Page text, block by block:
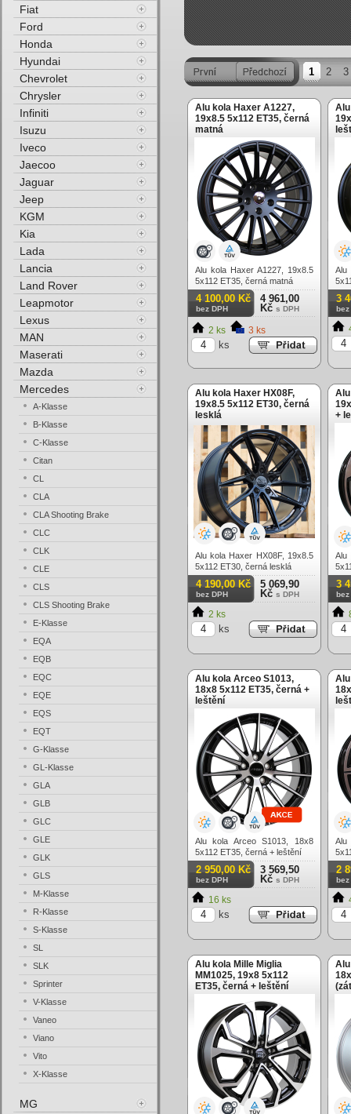
1 2 3
Alu kola Haxer A1227,
19x8.5 5x112 ET35, černá
matná
Alu kola Haxer A1227, 19x8.5
5x112 ET35, černá matná
4 100,00 Kč
bez DPH
4 961,00
Kč s DPH
2 ks 3 ks
ks
Alu
Alu
3
bez
Alu kola Haxer HX08F,
19x8.5 5x112 ET30, černá
lesklá
Alu kola Haxer HX08F, 19x8.5
5x112 ET30, černá lesklá
4 190,00 Kč
bez DPH
5 069,90
Kč s DPH
2 ks
ks
+
Alu
3
bez
Alu kola Arceo S1013,
18x8 5x112 ET35, černá +
leštění
Alu kola Arceo S1013, 18x8
5x112 ET35, černá + leštění
2 950,00 Kč
bez DPH
3 569,50
Kč s DPH
16 ks
ks
Alu
2
bez
Alu kola Mille Miglia
MM1025, 19x8 5x112
ET35, černá + leštění
Fiat
Ford
Honda
Hyundai
Chevrolet
Chrysler
Infiniti
Isuzu
Iveco
Jaecoo
Jaguar
Jeep
KGM
Kia
Lada
Lancia
Land Rover
Leapmotor
Lexus
MAN
Maserati
Mazda
Mercedes
A-Klasse
B-Klasse
C-Klasse
Citan
CL
CLA
CLA Shooting Brake
CLC
CLK
CLE
CLS
CLS Shooting Brake
E-Klasse
EQA
EQB
EQC
EQE
EQS
EQT
G-Klasse
GL-Klasse
GLA
GLB
GLC
GLE
GLK
GLS
M-Klasse
R-Klasse
S-Klasse
SL
SLK
Sprinter
V-Klasse
Vaneo
Viano
Vito
X-Klasse
MG